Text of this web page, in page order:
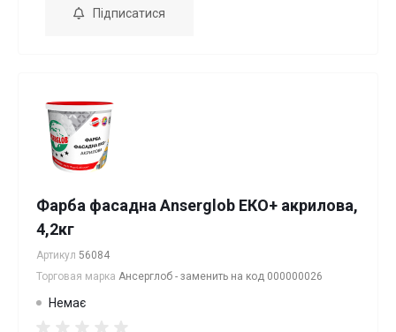
Підписатися
Фарба фасадна Anserglob ЕКО+ акрилова,
4,2кг
Артикул 56084
Торговая марка Ансерглоб - заменить на код 000000026
Немає